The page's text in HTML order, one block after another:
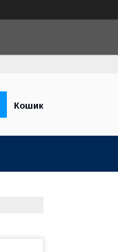
Кошик